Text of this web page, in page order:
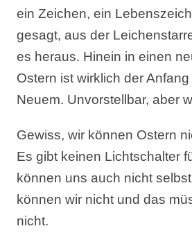
ein Zeichen, ein
gesagt, aus der
es heraus. Hinein in einen
Ostern ist wirklich der
Neuem. Unvorstellbar, aber
Gewiss, wir können Ostern
Es gibt keinen Lichtschalter
können uns auch nicht
können wir nicht und das
nicht.